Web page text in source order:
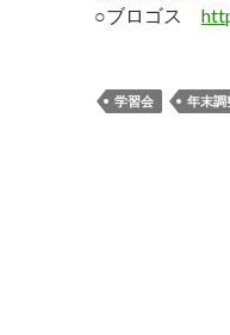
○ブロゴス
学習会 年末調